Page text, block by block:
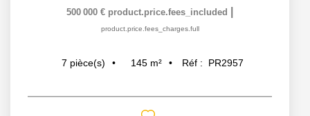
500 000 € product.price.fees_included
product.price.fees_charges.full
7 pièce(s) 145 m² Réf : PR2957